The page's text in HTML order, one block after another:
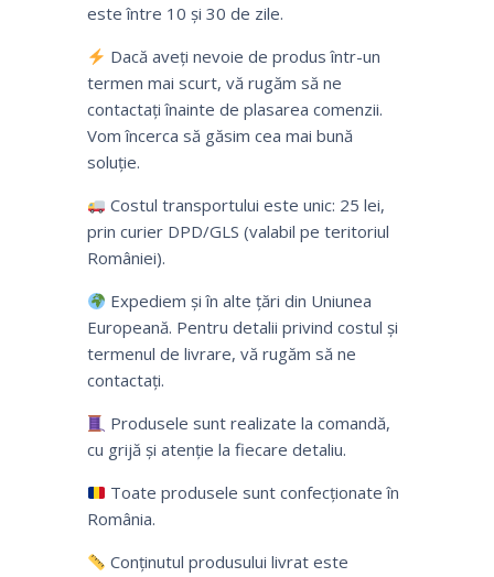
este între 10 și 30 de zile.
Dacă aveți nevoie de produs într-un
termen mai scurt, vă rugăm să ne
contactați înainte de plasarea comenzii.
Vom încerca să găsim cea mai bună
soluție.
Costul transportului este unic: 25 lei,
prin curier DPD/GLS (valabil pe teritoriul
României).
Expediem și în alte țări din Uniunea
Europeană. Pentru detalii privind costul și
termenul de livrare, vă rugăm să ne
contactați.
Produsele sunt realizate la comandă,
cu grijă și atenție la fiecare detaliu.
Toate produsele sunt confecționate în
România.
Conținutul produsului livrat este